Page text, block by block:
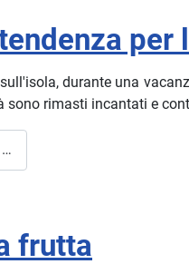
durante una
sono rimasti incantati e
…
frutta